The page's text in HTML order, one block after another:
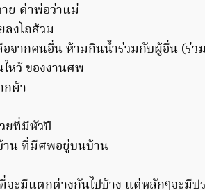
ย ด่าพ่อว่าแม่
งโถส้วม
อจากคนอื่น ห้ามกินน้ำร่วมกับผู้อื่น (ร่ว
หว้ ของงานศพ
กผ้า
ยที่มีหัวปี
าน ที่มีศพอยู่บนบ้าน
จะมีแตกต่างกันไปบ้าง แต่หลักๆจะมี